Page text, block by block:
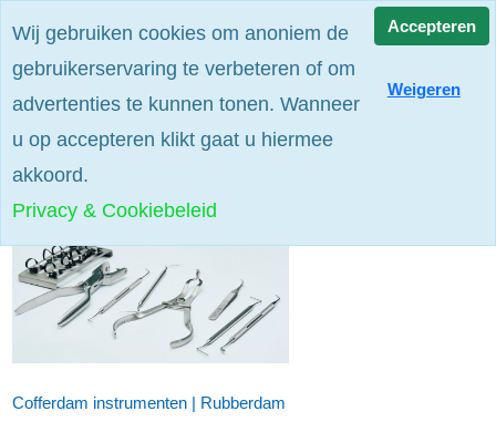
Endodontie
Cofferdam instrumenten | Rubberdam
Wij gebruiken cookies om anoniem de
gebruikerservaring te verbeteren of om
advertenties te kunnen tonen. Wanneer
u op accepteren klikt gaat u hiermee
akkoord.
Privacy & Cookiebeleid
Accepteren
Weigeren